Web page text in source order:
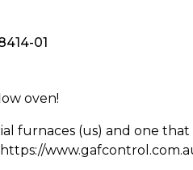
01
oven!
furnaces (us) and one